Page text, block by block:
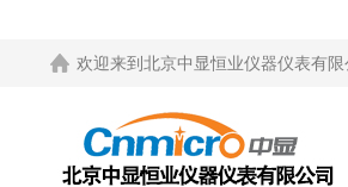
欢迎来到 北京中显恒业仪器仪表有